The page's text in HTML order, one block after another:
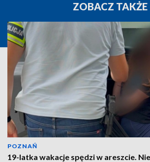
ZOBACZ TAKŻE
POZNAŃ
19-latka wakacje spędzi w areszcie. Nie